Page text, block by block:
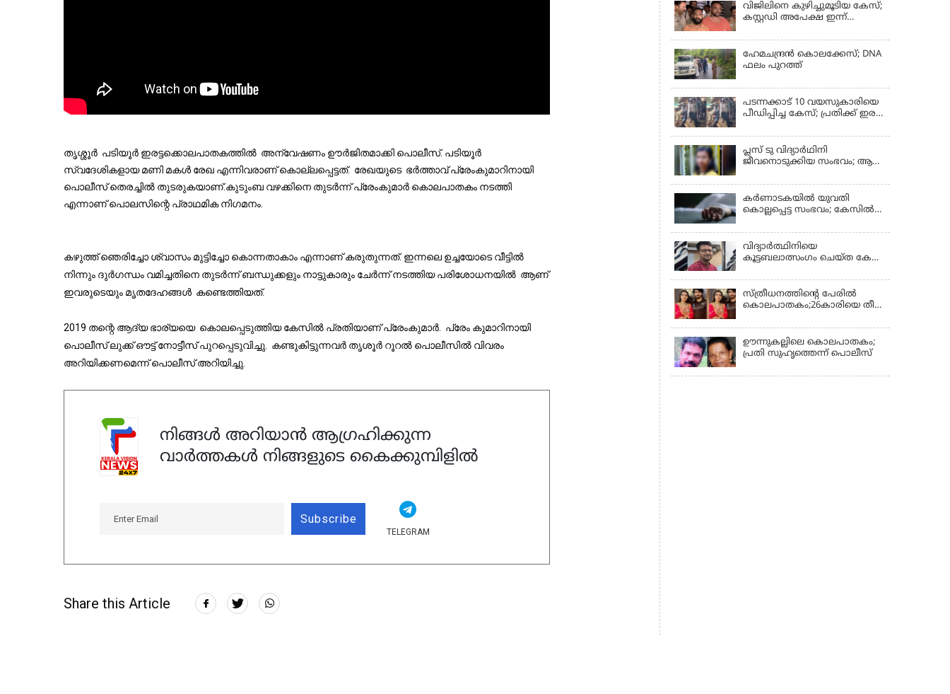
തൃശ്ശൂർ  പടിയൂർ ഇരട്ടക്കൊലപാതകത്തിൽ  അന്വേഷണം ഊർജിതമാക്കി പൊലീസ്. പടിയൂർ
സ്വദേശികളായ മണി മകൾ രേഖ എന്നിവരാണ് കൊല്ലപ്പെട്ടത്. രേഖയുടെ ഭർത്താവ് പ്രേംകുമാറിനായി
പൊലീസ് തെരച്ചിൽ തുടരുകയാണ്.കുടുംബ വഴക്കിനെ തുടർന്ന് പ്രേംകുമാർ കൊലപാതകം നടത്തി
എന്നാണ് പൊലസിന്റെ പ്രാഥമിക നിഗമനം.
കഴുത്ത് ഞെരിച്ചോ ശ്വാസം മുട്ടിച്ചോ കൊന്നതാകാം എന്നാണ് കരുതുന്നത്. ഇന്നലെ ഉച്ചയോടെ വീട്ടിൽ
നിന്നും ദുർഗന്ധം വമിച്ചതിനെ തുടർന്ന് ബന്ധുക്കളും നാട്ടുകാരും ചേർന്ന് നടത്തിയ പരിശോധനയിൽ ആണ്
ഇവരുടെയും മൃതദേഹങ്ങൾ കണ്ടെത്തിയത്.
2019 തന്റെ ആദ്യ ഭാര്യയെ കൊലപ്പെടുത്തിയ കേസിൽ പ്രതിയാണ് പ്രേംകുമാർ. പ്രേം കുമാറിനായി
പൊലീസ് ലുക്ക് ഔട്ട് നോട്ടീസ് പുറപ്പെടുവിച്ചു. കണ്ടുകിട്ടുന്നവർ തൃശൂർ റൂറൽ പൊലീസിൽ വിവരം
അറിയിക്കണമെന്ന് പൊലീസ് അറിയിച്ചു.
നിങ്ങൾ അറിയാൻ ആഗ്രഹിക്കുന്ന
വാർത്തകൾ നിങ്ങളുടെ കൈക്കുമ്പിളിൽ
Subscribe
TELEGRAM
Share this Article
വിജിലിനെ കുഴിച്ചുമൂടിയ കേസ്;
കസ്റ്റഡി അപേക്ഷ ഇന്ന്
ഹേമചന്ദ്രൻ കൊലക്കേസ്; DNA
ഫലം പുറത്ത്
പടന്നക്കാട് 10 വയസുകാരിയെ
പീഡിപ്പിച്ച കേസ്; പ്രതിക്ക് ഇരട്ട
തടവും ശിക്ഷ
പ്ലസ് ടു വിദ്യാര്‍ഥിനി
ജീവനൊടുക്കിയ സംഭവം; ആണ്‍
കര്‍ണാടകയില്‍ യുവതി
കൊല്ലപ്പെട്ട സംഭവം; കേസില്‍
കസ്റ്റഡിയില്‍
വിദ്യാർത്ഥിനിയെ
കൂട്ടബലാത്സംഗം ചെയ്ത കേസ്;
സ്ത്രീധനത്തിന്റെ പേരില്‍
കൊലപാതകം;26കാരിയെ തീ
ഊന്നുകല്ലിലെ കൊലപാതകം;
പ്രതി സുഹൃത്തെന്ന് പൊലീസ്